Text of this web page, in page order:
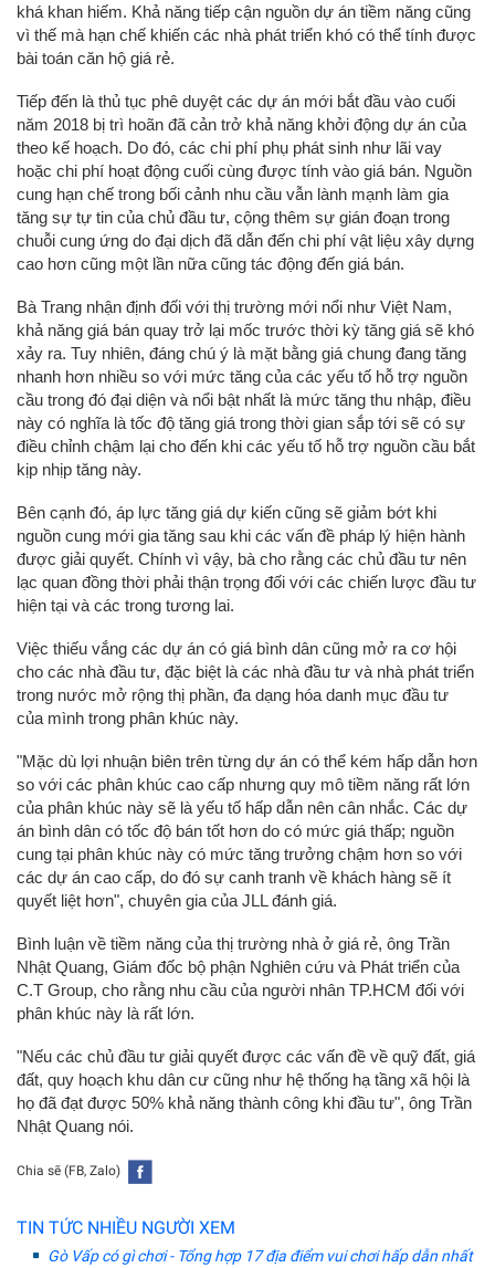
khá khan hiếm. Khả năng tiếp cận nguồn dự án tiềm năng cũng
vì thế mà hạn chế khiến các nhà phát triển khó có thể tính được
bài toán căn hộ giá rẻ.
Tiếp đến là thủ tục phê duyệt các dự án mới bắt đầu vào cuối
năm 2018 bị trì hoãn đã cản trở khả năng khởi động dự án của
theo kế hoạch. Do đó, các chi phí phụ phát sinh như lãi vay
hoặc chi phí hoạt động cuối cùng được tính vào giá bán. Nguồn
cung hạn chế trong bối cảnh nhu cầu vẫn lành mạnh làm gia
tăng sự tự tin của chủ đầu tư, cộng thêm sự gián đoạn trong
chuỗi cung ứng do đại dịch đã dẫn đến chi phí vật liệu xây dựng
cao hơn cũng một lần nữa cũng tác động đến giá bán.
Bà Trang nhận định đối với thị trường mới nổi như Việt Nam,
khả năng giá bán quay trở lại mốc trước thời kỳ tăng giá sẽ khó
xảy ra. Tuy nhiên, đáng chú ý là mặt bằng giá chung đang tăng
nhanh hơn nhiều so với mức tăng của các yếu tố hỗ trợ nguồn
cầu trong đó đại diện và nổi bật nhất là mức tăng thu nhập, điều
này có nghĩa là tốc độ tăng giá trong thời gian sắp tới sẽ có sự
điều chỉnh chậm lại cho đến khi các yếu tố hỗ trợ nguồn cầu bắt
kịp nhịp tăng này.
Bên cạnh đó, áp lực tăng giá dự kiến cũng sẽ giảm bớt khi
nguồn cung mới gia tăng sau khi các vấn đề pháp lý hiện hành
được giải quyết. Chính vì vậy, bà cho rằng các chủ đầu tư nên
lạc quan đồng thời phải thận trọng đối với các chiến lược đầu tư
hiện tại và các trong tương lai.
Việc thiếu vắng các dự án có giá bình dân cũng mở ra cơ hội
cho các nhà đầu tư, đặc biệt là các nhà đầu tư và nhà phát triển
trong nước mở rộng thị phần, đa dạng hóa danh mục đầu tư
của mình trong phân khúc này.
"Mặc dù lợi nhuận biên trên từng dự án có thể kém hấp dẫn hơn
so với các phân khúc cao cấp nhưng quy mô tiềm năng rất lớn
của phân khúc này sẽ là yếu tố hấp dẫn nên cân nhắc. Các dự
án bình dân có tốc độ bán tốt hơn do có mức giá thấp; nguồn
cung tại phân khúc này có mức tăng trưởng chậm hơn so với
các dự án cao cấp, do đó sự canh tranh về khách hàng sẽ ít
quyết liệt hơn", chuyên gia của JLL đánh giá.
Bình luận về tiềm năng của thị trường nhà ở giá rẻ, ông Trần
Nhật Quang, Giám đốc bộ phận Nghiên cứu và Phát triển của
C.T Group, cho rằng nhu cầu của người nhân TP.HCM đối với
phân khúc này là rất lớn.
"Nếu các chủ đầu tư giải quyết được các vấn đề về quỹ đất, giá
đất, quy hoạch khu dân cư cũng như hệ thống hạ tầng xã hội là
họ đã đạt được 50% khả năng thành công khi đầu tư", ông Trần
Nhật Quang nói.
Chia sẽ (FB, Zalo)
TIN TỨC NHIỀU NGƯỜI XEM
Gò Vấp có gì chơi - Tổng hợp 17 địa điểm vui chơi hấp dẫn nhất